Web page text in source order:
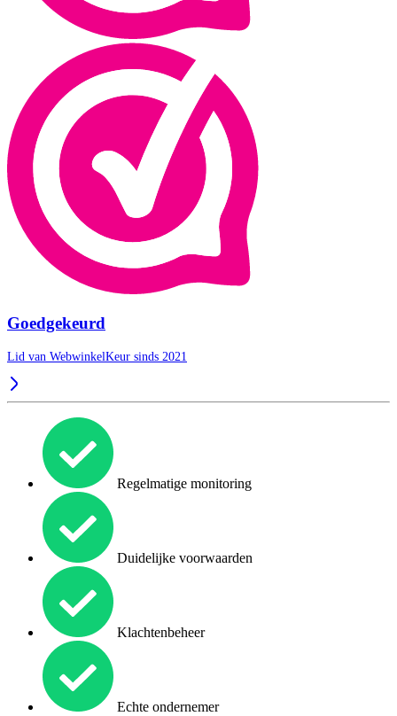
Goedgekeurd
Lid van WebwinkelKeur sinds 2021
Regelmatige monitoring
Duidelijke voorwaarden
Klachtenbeheer
Echte ondernemer